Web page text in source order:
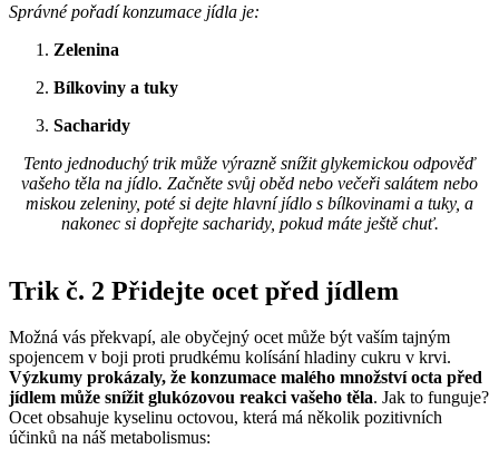
Správné pořadí konzumace jídla je:
Zelenina
Bílkoviny a tuky
Sacharidy
Tento jednoduchý trik může výrazně snížit glykemickou odpověď
vašeho těla na jídlo. Začněte svůj oběd nebo večeři salátem nebo
miskou zeleniny, poté si dejte hlavní jídlo s bílkovinami a tuky, a
nakonec si dopřejte sacharidy, pokud máte ještě chuť.
Trik č. 2 Přidejte ocet před jídlem
Možná vás překvapí, ale obyčejný ocet může být vaším tajným
spojencem v boji proti prudkému kolísání hladiny cukru v krvi.
Výzkumy prokázaly, že konzumace malého množství octa před
jídlem může snížit glukózovou reakci vašeho těla. Jak to funguje?
Ocet obsahuje kyselinu octovou, která má několik pozitivních
účinků na náš metabolismus: